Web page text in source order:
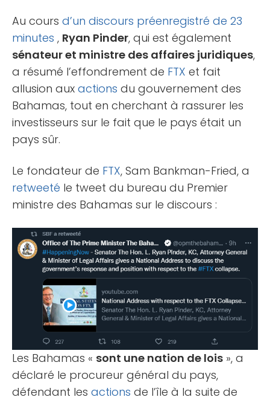
Au cours d’un discours préenregistré de 23
minutes , Ryan Pinder, qui est également
sénateur et ministre des affaires juridiques,
a résumé l’effondrement de FTX et fait
allusion aux actions du gouvernement des
Bahamas, tout en cherchant à rassurer les
investisseurs sur le fait que le pays était un
pays sûr.
Le fondateur de FTX, Sam Bankman-Fried, a
retweeté le tweet du bureau du Premier
ministre des Bahamas sur le discours :
Les Bahamas « sont une nation de lois », a
déclaré le procureur général du pays,
défendant les actions de l’île à la suite de